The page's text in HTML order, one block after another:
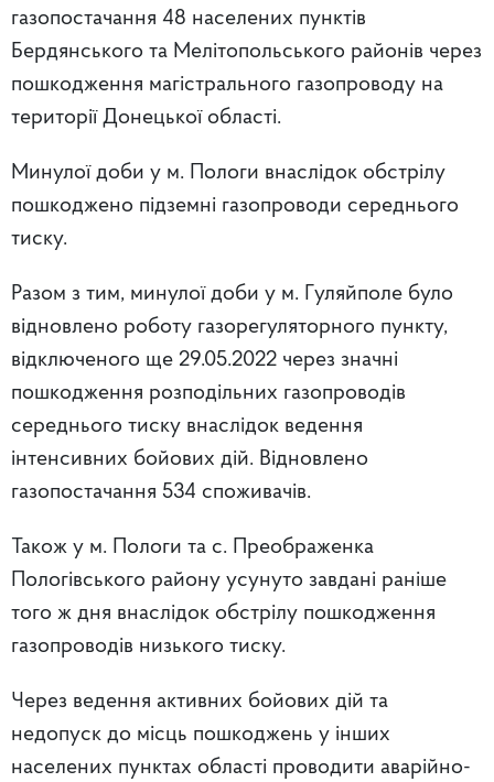
газопостачання 48 населених пунктів
Бердянського та Мелітопольського районів через
пошкодження магістрального газопроводу на
території Донецької області.
Минулої доби у м. Пологи внаслідок обстрілу
пошкоджено підземні газопроводи середнього
тиску.
Разом з тим, минулої доби у м. Гуляйполе було
відновлено роботу газорегуляторного пункту,
відключеного ще 29.05.2022 через значні
пошкодження розподільних газопроводів
середнього тиску внаслідок ведення
інтенсивних бойових дій. Відновлено
газопостачання 534 споживачів.
Також у м. Пологи та с. Преображенка
Пологівського району усунуто завдані раніше
того ж дня внаслідок обстрілу пошкодження
газопроводів низького тиску.
Через ведення активних бойових дій та
недопуск до місць пошкоджень у інших
населених пунктах області проводити аварійно-